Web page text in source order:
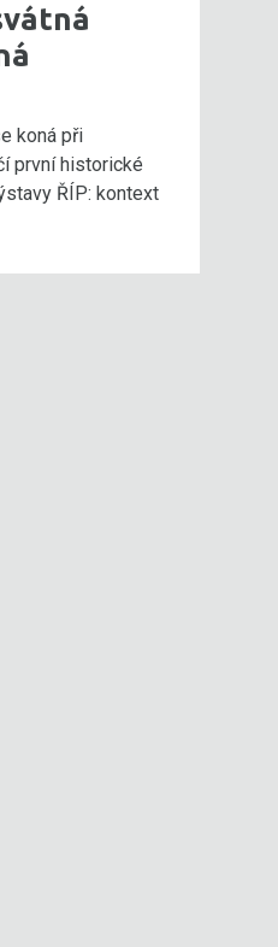
koná při
první historické
ŘÍP: kontext